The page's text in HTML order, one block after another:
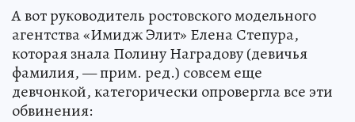
А вот руководитель ростовского модельного
агентства «Имидж Элит» Елена Степура,
которая знала Полину Наградову (девичья
фамилия, — прим. ред.) совсем еще
девчонкой, категорически опровергла все эти
обвинения: